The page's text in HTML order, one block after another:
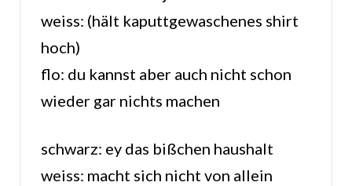
weiss: (hält kaputtgewaschenes shirt
hoch)
flo: du kannst aber auch nicht schon
wieder gar nichts machen
schwarz: ey das bißchen haushalt
weiss: macht sich nicht von allein